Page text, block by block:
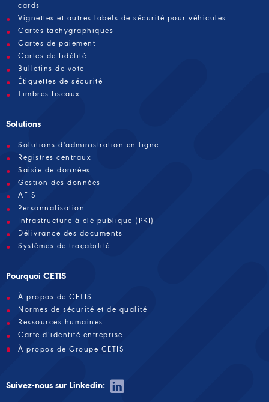
cards
Vignettes et autres labels de sécurité pour véhicules
Cartes tachygraphiques
Cartes de paiement
Cartes de fidélité
Bulletins de vote
Étiquettes de sécurité
Timbres fiscaux
Solutions
Solutions d'administration en ligne
Registres centraux
Saisie de données
Gestion des données
AFIS
Personnalisation
Infrastructure à clé publique (PKI)
Délivrance des documents
Systèmes de traçabilité
Pourquoi CETIS
À propos de CETIS
Normes de sécurité et de qualité
Ressources humaines
Carte d’identité entreprise
À propos de Groupe CETIS
Suivez-nous sur Linkedin: